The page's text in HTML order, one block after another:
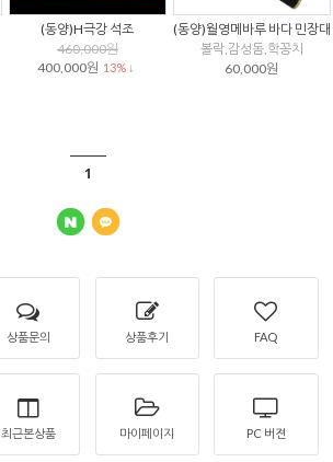
(동양)H극강 석조
460,000원
400,000원 13% ↓
(동양)월영메바루 바다 민장대
볼락,감성돔,학꽁치
60,000원
1
상품문의 상품후기 FAQ
최근본상품 마이페이지 PC 버젼